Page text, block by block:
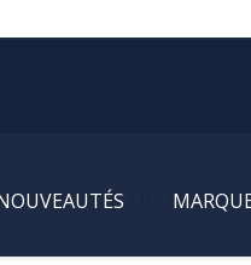
Selle Wintec Lite Mixte